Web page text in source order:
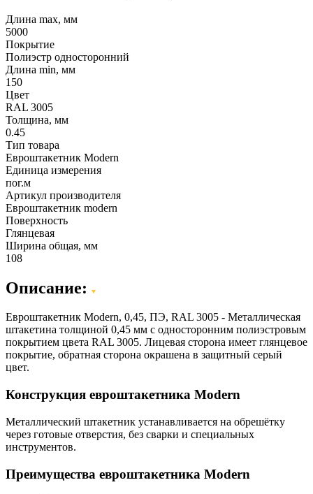
Длина max, мм
5000
Покрытие
Полиэстр односторонний
Длина min, мм
150
Цвет
RAL 3005
Толщина, мм
0.45
Тип товара
Евроштакетник Modern
Единица измерения
пог.м
Артикул производителя
Евроштакетник modern
Поверхность
Глянцевая
Ширина общая, мм
108
Описание:
Евроштакетник Modern, 0,45, ПЭ, RAL 3005 - Металлическая
штакетина толщиной 0,45 мм с односторонним полиэстровым
покрытием цвета RAL 3005. Лицевая сторона имеет глянцевое
покрытие, обратная сторона окрашена в защитный серый
цвет.
Конструкция евроштакетника Modern
Металлический штакетник устанавливается на обрешётку
через готовые отверстия, без сварки и специальных
инструментов.
Преимущества евроштакетника Modern